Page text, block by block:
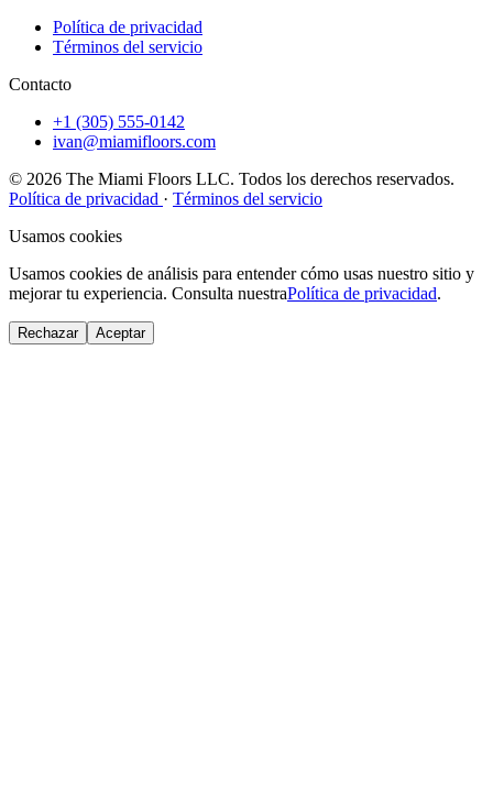
Política de privacidad
Términos del servicio
Contacto
+1 (305) 555-0142
ivan@miamifloors.com
© 2026 The Miami Floors LLC. Todos los derechos reservados.
Política de privacidad · Términos del servicio
Usamos cookies
Usamos cookies de análisis para entender cómo usas nuestro sitio y
mejorar tu experiencia. Consulta nuestraPolítica de privacidad.
Rechazar Aceptar